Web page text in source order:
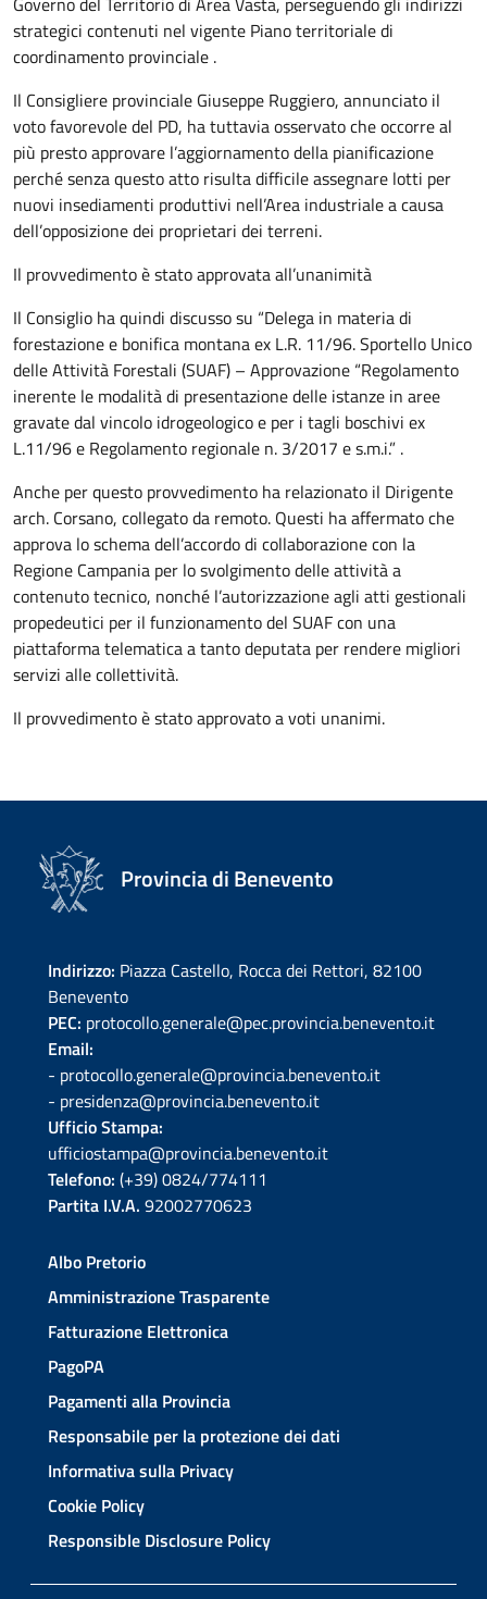
strategici contenuti nel vigente Piano territoriale di
coordinamento provinciale .
Il Consigliere provinciale Giuseppe Ruggiero, annunciato il
voto favorevole del PD, ha tuttavia osservato che occorre al
più presto approvare l’aggiornamento della pianificazione
perché senza questo atto risulta difficile assegnare lotti per
nuovi insediamenti produttivi nell’Area industriale a causa
dell’opposizione dei proprietari dei terreni.
Il provvedimento è stato approvata all’unanimità
Il Consiglio ha quindi discusso su “Delega in materia di
forestazione e bonifica montana ex L.R. 11/96. Sportello Unico
delle Attività Forestali (SUAF) – Approvazione “Regolamento
inerente le modalità di presentazione delle istanze in aree
gravate dal vincolo idrogeologico e per i tagli boschivi ex
L.11/96 e Regolamento regionale n. 3/2017 e s.m.i.” .
Anche per questo provvedimento ha relazionato il Dirigente
arch. Corsano, collegato da remoto. Questi ha affermato che
approva lo schema dell’accordo di collaborazione con la
Regione Campania per lo svolgimento delle attività a
contenuto tecnico, nonché l’autorizzazione agli atti gestionali
propedeutici per il funzionamento del SUAF con una
piattaforma telematica a tanto deputata per rendere migliori
servizi alle collettività.
Il provvedimento è stato approvato a voti unanimi.
Provincia di Benevento
Indirizzo: Piazza Castello, Rocca dei Rettori, 82100
Benevento
PEC: protocollo.generale@pec.provincia.benevento.it
Email:
- protocollo.generale@provincia.benevento.it
- presidenza@provincia.benevento.it
Ufficio Stampa:
ufficiostampa@provincia.benevento.it
Telefono: (+39) 0824/774111
Partita I.V.A. 92002770623
Albo Pretorio
Amministrazione Trasparente
Fatturazione Elettronica
PagoPA
Pagamenti alla Provincia
Responsabile per la protezione dei dati
Informativa sulla Privacy
Cookie Policy
Responsible Disclosure Policy